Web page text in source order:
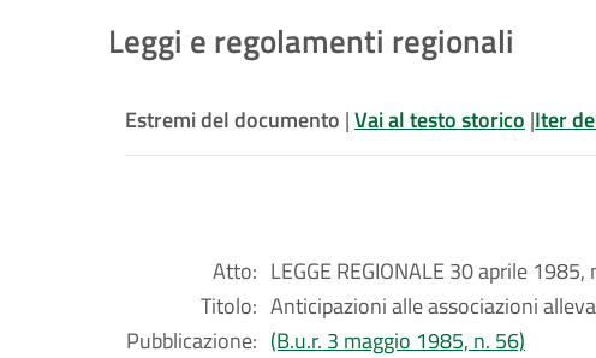
Leggi e regolamenti regionali
Estremi del documento |Vai al testo storico |Iter
Atto: LEGGE REGIONALE 30 aprile 1985,
Titolo: Anticipazioni alle associazioni
Pubblicazione: (B.u.r. 3 maggio 1985, n. 56)